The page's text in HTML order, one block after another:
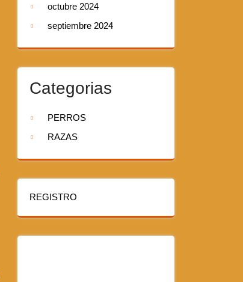
octubre 2024
septiembre 2024
Categorias
PERROS
RAZAS
REGISTRO